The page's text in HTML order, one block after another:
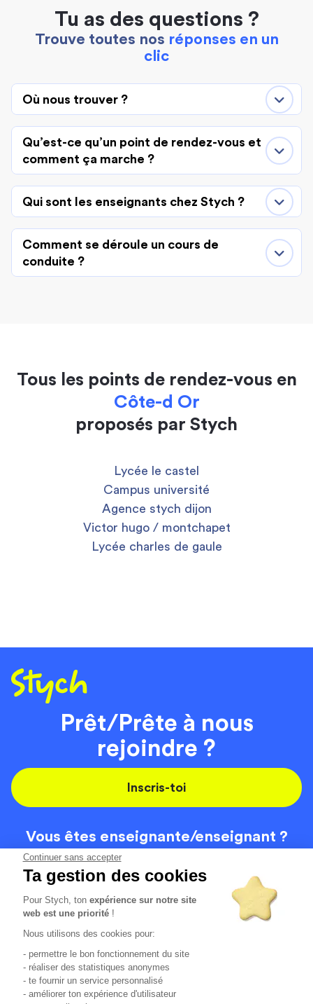
Continuer sans accepter
Ta gestion des cookies
Pour Stych, tonexpérience sur notre site
web est une priorité !
Nous utilisons des cookies pour:
- permettre le bon fonctionnement du site
- réaliser des statistiques anonymes
- te fournir un service personnalisé
- améliorer ton expérience d'utilisateur
Tu as des questions ?
Trouve toutes nos réponses en un
clic
Où nous trouver ?
Qu’est-ce qu’un point de rendez-vous et
comment ça marche ?
Qui sont les enseignants chez Stych ?
Comment se déroule un cours de
conduite ?
Tous les points de rendez-vous en
Côte-d Or
proposés par Stych
Lycée le castel
Campus université
Agence stych dijon
Victor hugo / montchapet
Lycée charles de gaule
Prêt/Prête à nous
rejoindre ?
Inscris-toi
Vous êtes enseignante/enseignant ?
On recrute
Code de la route
Localisation
Contact
Tous les avis clients4.6/5 (51136 avis publiés)